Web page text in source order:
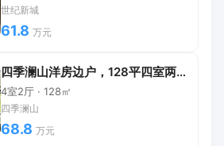
世纪新城
61.8 万元
四季澜山洋房边户，128平四室两厅68.8万
4室2厅 · 128㎡
四季澜山
68.8 万元